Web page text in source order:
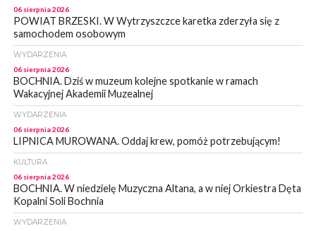
06 sierpnia 2026
POWIAT BRZESKI. W Wytrzyszczce karetka zderzyła się z
samochodem osobowym
WYDARZENIA
06 sierpnia 2026
BOCHNIA. Dziś w muzeum kolejne spotkanie w ramach
Wakacyjnej Akademii Muzealnej
WYDARZENIA
06 sierpnia 2026
LIPNICA MUROWANA. Oddaj krew, pomóż potrzebującym!
KULTURA
06 sierpnia 2026
BOCHNIA. W niedzielę Muzyczna Altana, a w niej Orkiestra Dęta
Kopalni Soli Bochnia
WYDARZENIA